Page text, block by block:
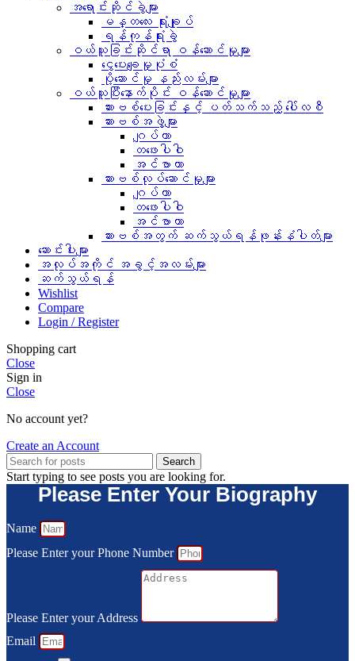
အရောင်းဆိုင်ခွဲများ
မန္တလေး ရုံးချုပ်
ရန်ကုန်ရုံးခွဲ
ဝယ်ယူခြင်းဆိုင်ရာ ဝန်ဆောင်မှုများ
ငွေပေးချေမှုပုံစံ
ပို့ဆောင်မှု နည်းလမ်းများ
ဝယ်ယူပြီးနောက်ပိုင်း ဝန်ဆောင်မှုများ
ဆားဗစ်ပေးခြင်းနှင့် ပတ်သက်သည့် ပေါ်လစီ
ဆားဗစ်အဖွဲ့များ
ဂျပ်တာ
တဖေးပါဝါ
အင်ဗာတာ
ဆားဗစ်လုပ်ဆောင်မှုများ
ဂျပ်တာ
တဖေးပါဝါ
အင်ဗာတာ
ဆားဗစ်အတွက် ဆက်သွယ်ရန်ဖုန်းနံပါတ်များ
ဆောင်းပါးများ
အလုပ်အကိုင် အခွင့်အလမ်းများ
ဆက်သွယ်ရန်
Wishlist
Compare
Login / Register
Shopping cart
Close
Sign in
Close
No account yet?
Create an Account
Search
Start typing to see posts you are looking for.
Please Enter Your Biography
Name
Please Enter your Phone Number
Please Enter your Address
Email